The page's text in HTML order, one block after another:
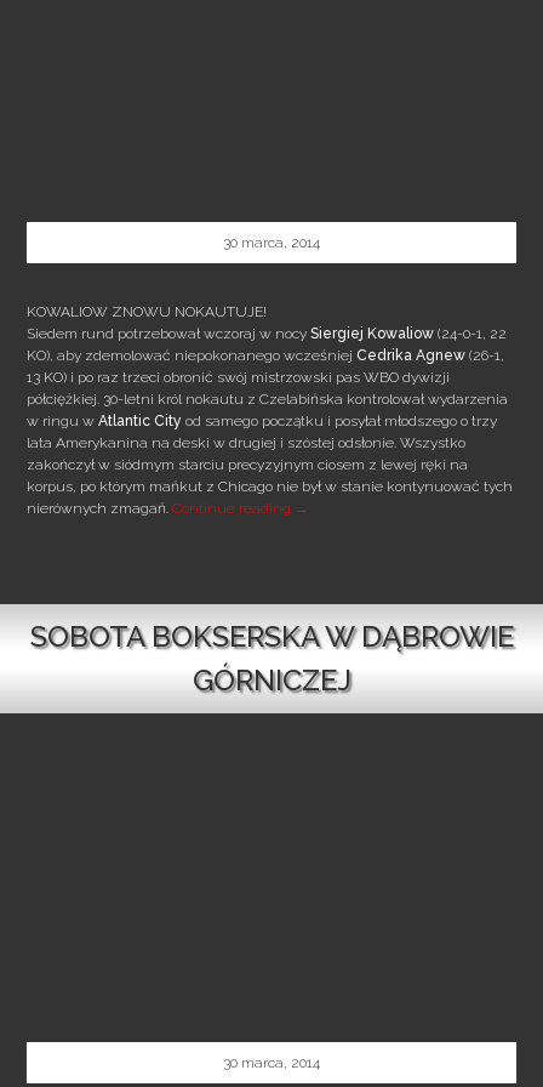
30 marca, 2014
KOWALIOW ZNOWU NOKAUTUJE!
Siedem rund potrzebował wczoraj w nocySiergiej Kowaliow (24-0-1, 22
KO), aby zdemolować niepokonanego wcześniej Cedrika Agnew (26-1,
13 KO) i po raz trzeci obronić swój mistrzowski pas WBO dywizji
półciężkiej. 30-letni król nokautu z Czelabińska kontrolował wydarzenia
w ringu wAtlantic City od samego początku i posyłał młodszego o trzy
lata Amerykanina na deski w drugiej i szóstej odsłonie. Wszystko
zakończył w siódmym starciu precyzyjnym ciosem z lewej ręki na
korpus, po którym mańkut z Chicago nie był w stanie kontynuować tych
nierównych zmagań.Continue reading KOWALIOW ZNOWU NOKAUTUJE!
→
SOBOTA BOKSERSKA W DĄBROWIE
GÓRNICZEJ
30 marca, 2014